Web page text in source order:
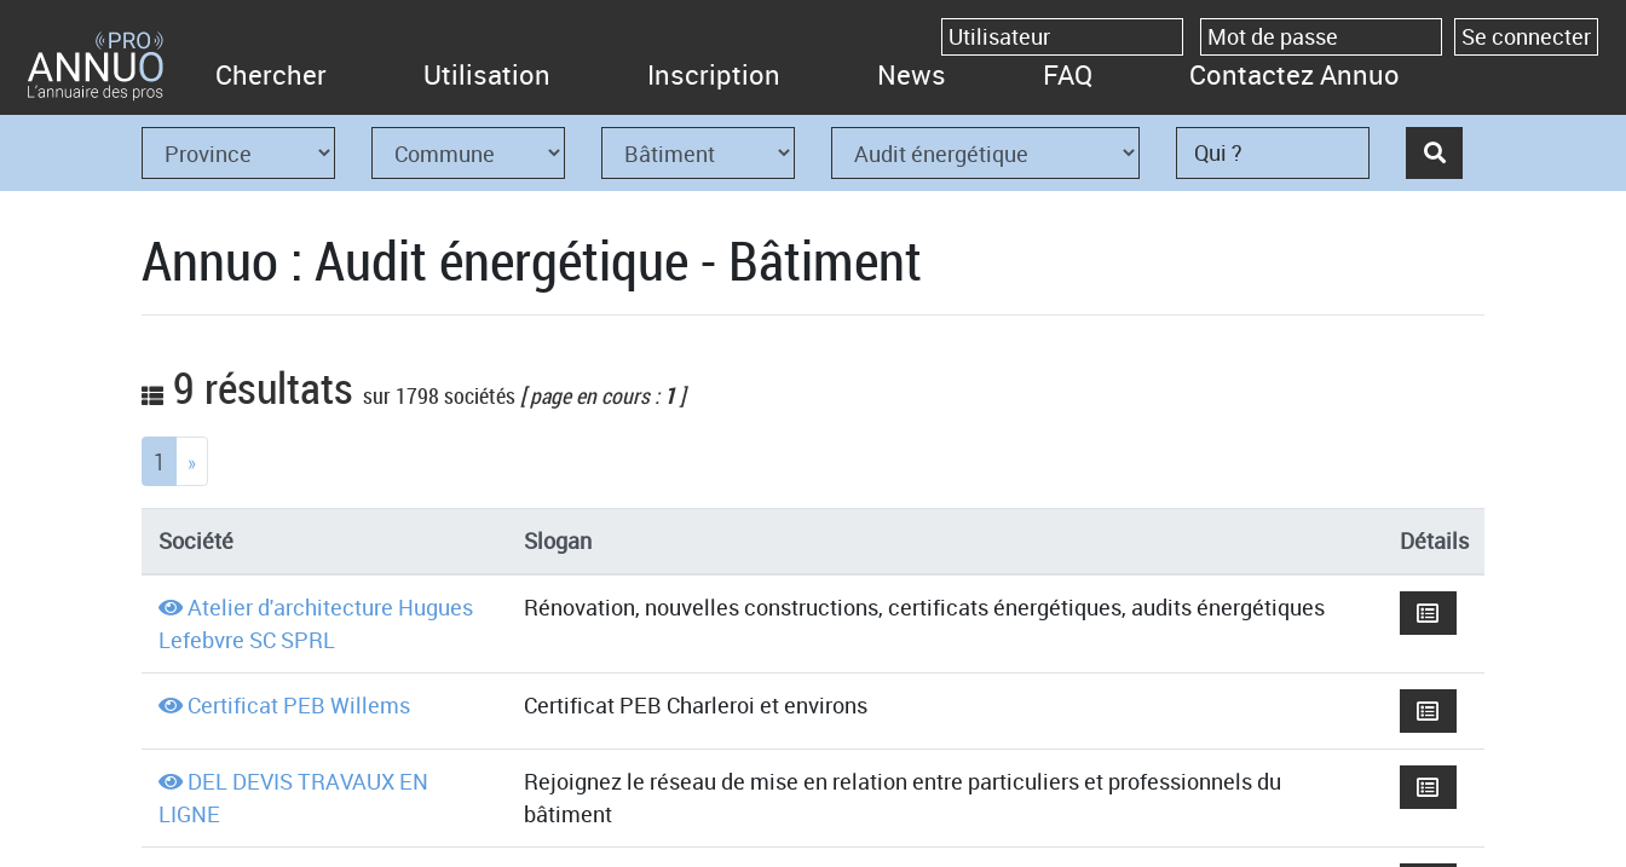
Chercher Utilisation Inscription News FAQ Contactez Annuo
Annuo : Audit énergétique - Bâtiment
9 résultats sur 1798 sociétés [ page en cours : 1]
1 (current)
»
Société Slogan Détails
Atelier d'architecture Hugues
Lefebvre SC SPRL
Rénovation, nouvelles constructions, certificats énergétiques, audits énergétiques
Certificat PEB Willems Certificat PEB Charleroi et environs
DEL DEVIS TRAVAUX EN
LIGNE
Rejoignez le réseau de mise en relation entre particuliers et professionnels du
bâtiment